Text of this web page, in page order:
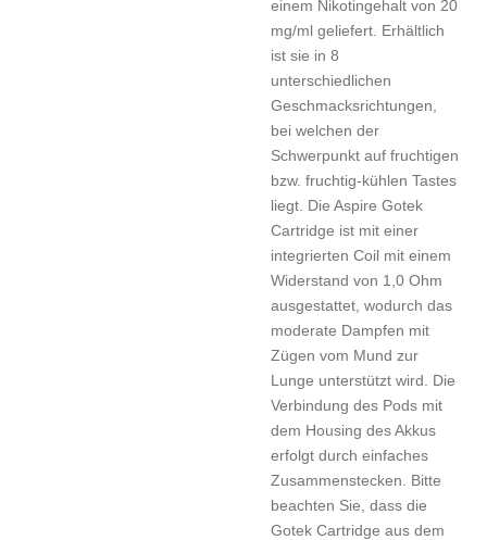
einem Nikotingehalt von 20
mg/ml geliefert. Erhältlich
ist sie in 8
unterschiedlichen
Geschmacksrichtungen,
bei welchen der
Schwerpunkt auf fruchtigen
bzw. fruchtig-kühlen Tastes
liegt. Die Aspire Gotek
Cartridge ist mit einer
integrierten Coil mit einem
Widerstand von 1,0 Ohm
ausgestattet, wodurch das
moderate Dampfen mit
Zügen vom Mund zur
Lunge unterstützt wird. Die
Verbindung des Pods mit
dem Housing des Akkus
erfolgt durch einfaches
Zusammenstecken. Bitte
beachten Sie, dass die
Gotek Cartridge aus dem